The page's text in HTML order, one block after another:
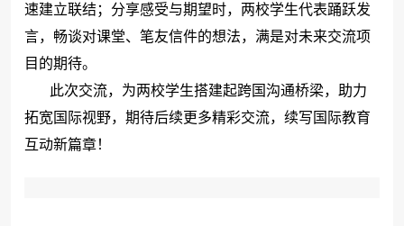
速建立联结；分享感受与期望时，两校学生代表踊跃发
言，畅谈对课堂、笔友信件的想法，满是对未来交流项
目的期待。
此次交流，为两校学生搭建起跨国沟通桥梁，助力
拓宽国际视野，期待后续更多精彩交流，续写国际教育
互动新篇章！